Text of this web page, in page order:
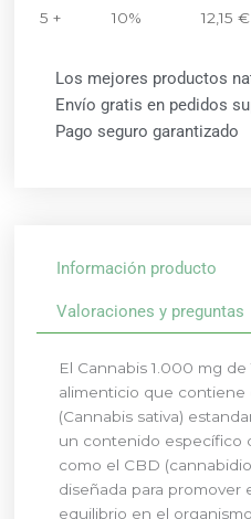
5 +
10% 12,15€
Los mejores productos
Envío gratis en pedidos
Pago seguro garantizado
Información producto
Valoraciones y preguntas
El Cannabis 1.000 mg
alimenticio que contiene
(Cannabis sativa)
un contenido específico
como el CBD
diseñada para promover
equilibrio en el organismo.